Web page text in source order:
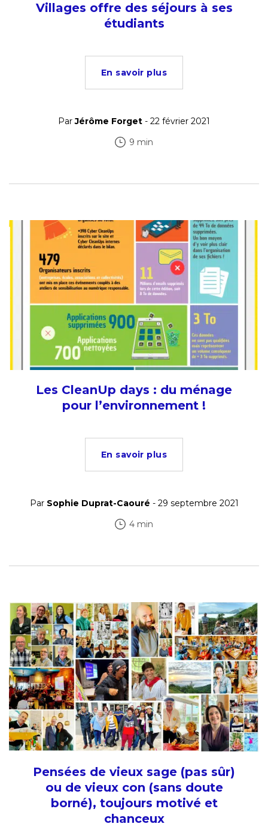
Villages offre des séjours à ses
étudiants
En savoir plus
ParJérôme Forget - 22 février 2021
9 min
Les CleanUp days : du ménage
pour l’environnement !
En savoir plus
Par Sophie Duprat-Caouré - 29 septembre 2021
4 min
Pensées de vieux sage (pas sûr)
ou de vieux con (sans doute
borné), toujours motivé et
chanceux